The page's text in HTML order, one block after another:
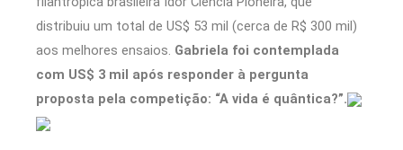
distribuiu um total de US$ 53 mil (cerca de R$ 300 mil)
aos melhores ensaios. Gabriela foi contemplada
com US$ 3 mil após responder à pergunta
proposta pela competição: “A vida é quântica?”.